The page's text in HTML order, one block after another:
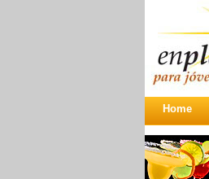
Home